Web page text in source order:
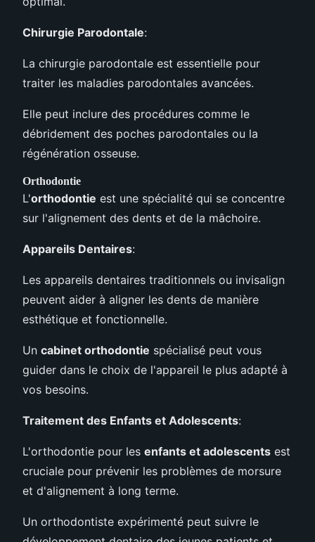
Chirurgie Parodontale:
La chirurgie parodontale est essentielle pour
traiter les maladies parodontales avancées.
Elle peut inclure des procédures comme le
débridement des poches parodontales ou la
régénération osseuse.
Orthodontie
L'orthodontie est une spécialité qui se concentre
sur l'alignement des dents et de la mâchoire.
Appareils Dentaires:
Les appareils dentaires traditionnels ou invisalign
peuvent aider à aligner les dents de manière
esthétique et fonctionnelle.
Un cabinet orthodontie spécialisé peut vous
guider dans le choix de l'appareil le plus adapté à
vos besoins.
Traitement des Enfants et Adolescents:
L'orthodontie pour les enfants et adolescents est
cruciale pour prévenir les problèmes de morsure
et d'alignement à long terme.
Un orthodontiste expérimenté peut suivre le